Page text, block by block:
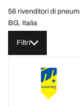
56 rivenditori di
BG, Italia
Filtri